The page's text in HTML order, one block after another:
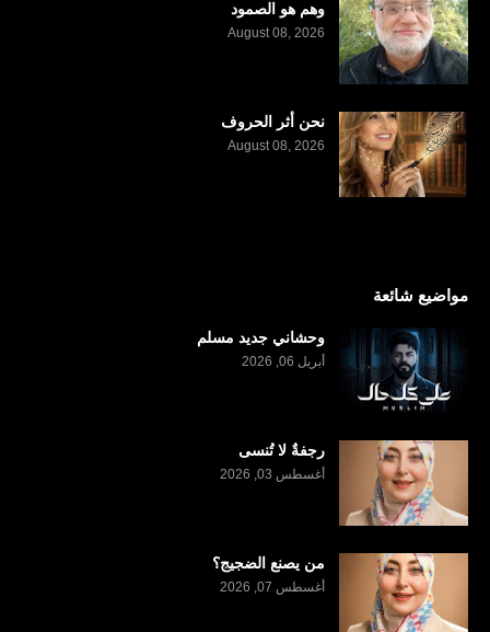
وهم هو الصمود
August 08, 2026
نحن أثر الحروف
August 08, 2026
مواضيع شائعة
وحشاني جديد مسلم
أبريل 06, 2026
رجفةٌ لا تُنسى
أغسطس 03, 2026
من يصنع الضجيج؟
أغسطس 07, 2026